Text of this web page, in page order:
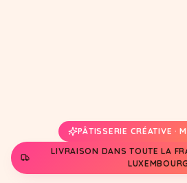
PÂTISSERIE CRÉATIVE ·
LIVRAISON DANS TOUTE LA